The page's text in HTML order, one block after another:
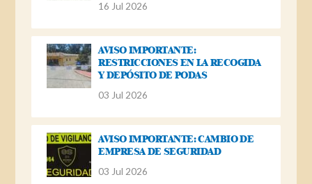
16 Jul 2026
AVISO IMPORTANTE:
RESTRICCIONES EN LA RECOGIDA
Y DEPÓSITO DE PODAS
03 Jul 2026
AVISO IMPORTANTE: CAMBIO DE
EMPRESA DE SEGURIDAD
03 Jul 2026